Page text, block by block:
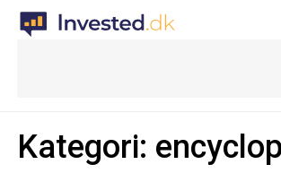
Kategori: